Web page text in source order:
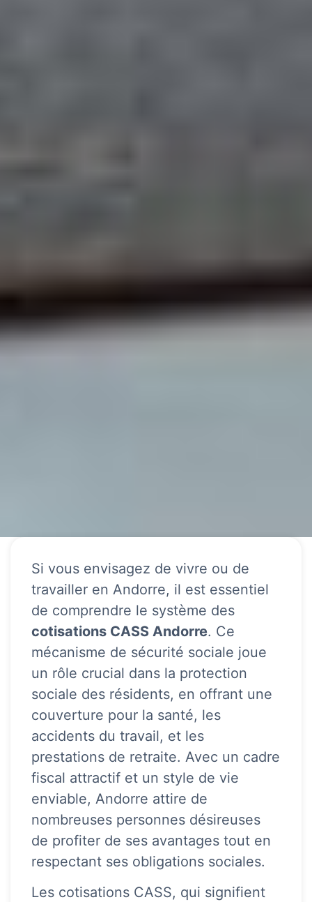
Si vous envisagez de vivre ou de
travailler en Andorre, il est essentiel
de comprendre le système des
cotisations CASS Andorre. Ce
mécanisme de sécurité sociale joue
un rôle crucial dans la protection
sociale des résidents, en offrant une
couverture pour la santé, les
accidents du travail, et les
prestations de retraite. Avec un cadre
fiscal attractif et un style de vie
enviable, Andorre attire de
nombreuses personnes désireuses
de profiter de ses avantages tout en
respectant ses obligations sociales.
Les cotisations CASS, qui signifient